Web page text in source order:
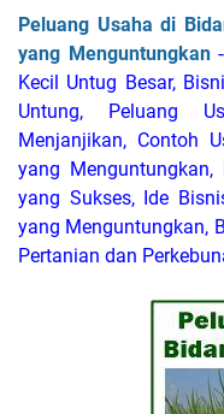
Peluang Usaha di
yang Menguntungkan
Kecil Untug Besar,
Untung, Peluang
Menjanjikan, Contoh
yang
yang Sukses, Ide
yang Menguntungkan,
Pertanian dan